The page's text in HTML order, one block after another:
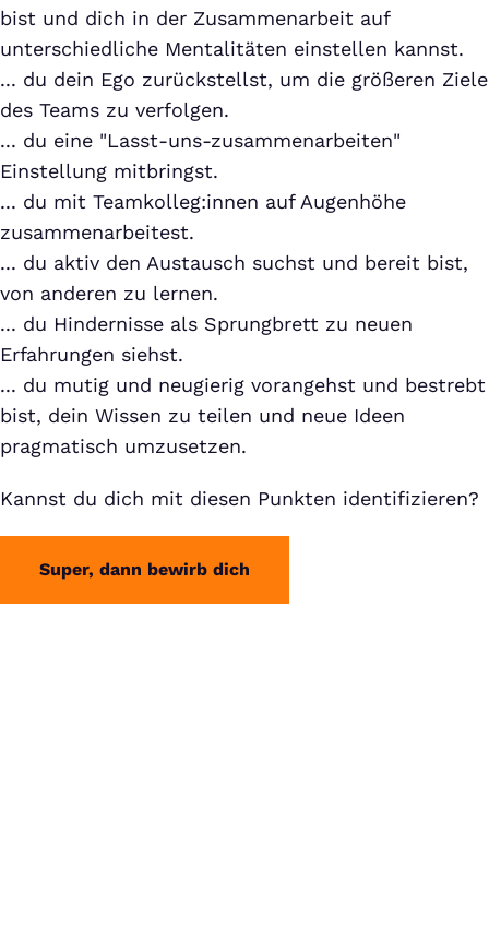
bist und dich in der Zusammenarbeit auf
unterschiedliche Mentalitäten einstellen kannst.
... du dein Ego zurückstellst, um die größeren Ziele
des Teams zu verfolgen.
... du eine "Lasst-uns-zusammenarbeiten"
Einstellung mitbringst.
... du mit Teamkolleg:innen auf Augenhöhe
zusammenarbeitest.
... du aktiv den Austausch suchst und bereit bist,
von anderen zu lernen.
... du Hindernisse als Sprungbrett zu neuen
Erfahrungen siehst.
... du mutig und neugierig vorangehst und bestrebt
bist, dein Wissen zu teilen und neue Ideen
pragmatisch umzusetzen.
Kannst du dich mit diesen Punkten identifizieren?
Super, dann bewirb dich